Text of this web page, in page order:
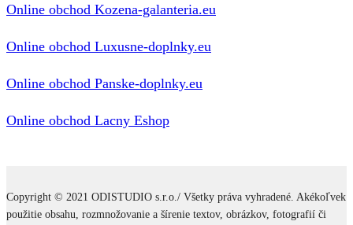
Online obchod Kozena-galanteria.eu
Online obchod Luxusne-doplnky.eu
Online obchod Panske-doplnky.eu
Online obchod Lacny Eshop
Copyright © 2021 ODISTUDIO s.r.o./ Všetky práva vyhradené. Akékoľvek
použitie obsahu, rozmnožovanie a šírenie textov, obrázkov, fotografií či